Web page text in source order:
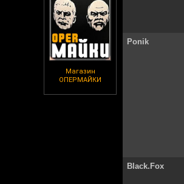
Магазин
ОПЕРМАЙКИ
Ponik
Black.Fox